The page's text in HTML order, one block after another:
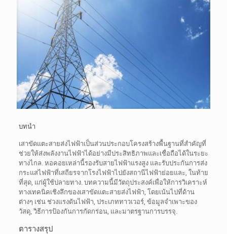
บทนำ
เสาขัดแตะสายส่งไฟฟ้าเป็นส่วนประกอบโครงสร้างพื้นฐานที่สำคัญที่
ช่วยให้ส่งพลังงานไฟฟ้าได้อย่างมีประสิทธิภาพและเชื่อถือได้ในระยะ
ทางไกล. หอคอยเหล่านี้รองรับสายไฟฟ้าแรงสูง และรับประกันการส่ง
กระแสไฟฟ้าที่เสถียรจากโรงไฟฟ้าไปยังสถานีไฟฟ้าย่อยและ, ในท้าย
ที่สุด, แก่ผู้ใช้ปลายทาง. บทความนี้มีวัตถุประสงค์เพื่อให้การวิเคราะห์
ทางเทคนิคเชิงลึกของเสาขัดแตะสายส่งไฟฟ้า, โดยเน้นไปที่ด้าน
ต่างๆ เช่น ช่วงแรงดันไฟฟ้า, ประเภททาวเวอร์, ข้อมูลจำเพาะของ
วัสดุ, วิธีการป้องกันการกัดกร่อน, และมาตรฐานการบรรจุ.
ตารางสรุป